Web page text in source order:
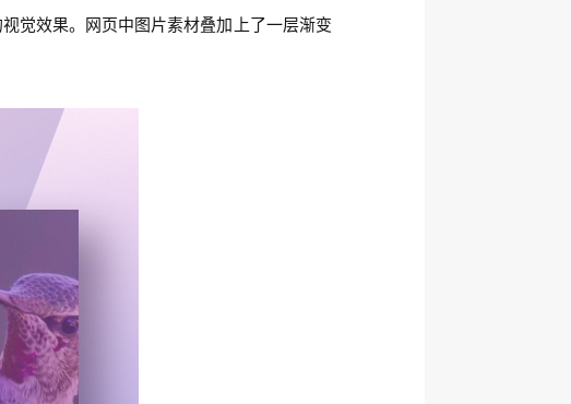
觉效果。网页中图片素材叠加上了一层渐变